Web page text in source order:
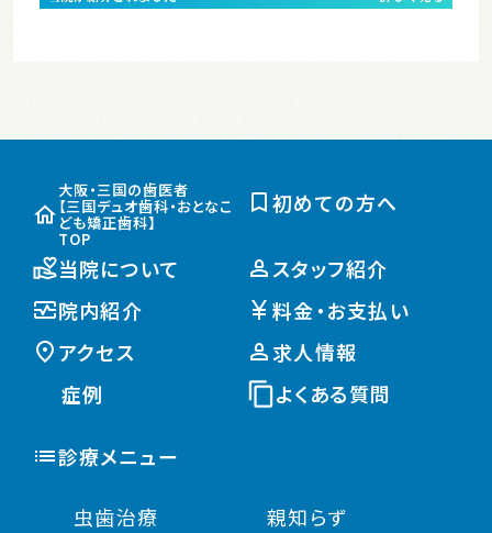
大阪・三国の歯医者
【三国デュオ歯科・おとなこ
ども矯正歯科】
TOP
初めての方へ
当院について
スタッフ紹介
院内紹介
料金・お支払い
アクセス
求人情報
症例
よくある質問
診療メニュー
虫歯治療
親知らず